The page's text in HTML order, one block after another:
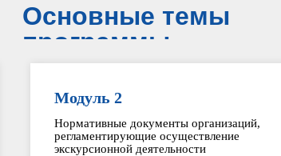
Основные темы
программы
Модуль 2
Нормативные документы организаций,
регламентирующие осуществление
экскурсионной деятельности